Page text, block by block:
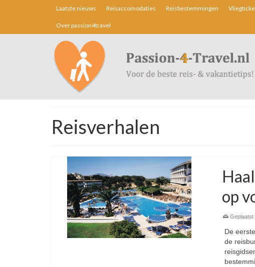
Laatste nieuws Reisaccomodaties Reisbestemmingen
Over passion4travel
Reisverhalen
op
Geplaatst
De
de